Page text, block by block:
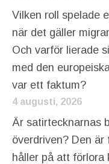
Vilken roll spelade
när det gäller
Och varför lierade
med den
var ett faktum?
4 augusti, 2026
Är satirtecknarnas
överdriven? Den är
håller på att förlora